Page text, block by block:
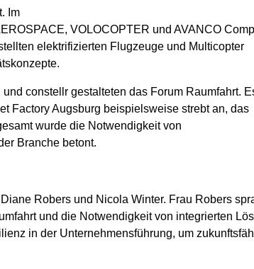
Im
VOLOCOPTER und AVANCO
elektrifizierten Flugzeuge und Multicopter
constellr gestalteten das Forum Raumfahrt.
Factory Augsburg beispielsweise strebt an, das
wurde die Notwendigkeit von
Branche betont.
Robers und Nicola Winter. Frau Robers
und die Notwendigkeit von integrierten
in der Unternehmensführung, um